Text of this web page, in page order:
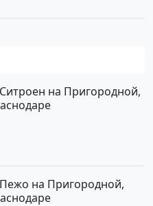
на Пригородной,
на Пригородной,